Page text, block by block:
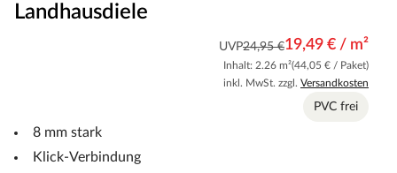
Landhausdiele
UVP24,95 €19,49 € / m²
Inhalt: 2.26 m²(44,05 € / Paket)
inkl. MwSt. zzgl. Versandkosten
PVC frei
8 mm stark
Klick-Verbindung